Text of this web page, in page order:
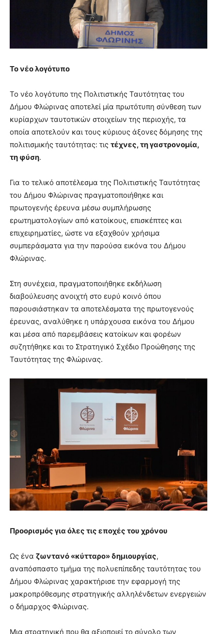
Το νέο λογότυπο
Το νέο λογότυπο της Πολιτιστικής Ταυτότητας του
Δήμου Φλώρινας αποτελεί μία πρωτότυπη σύνθεση των
κυρίαρχων ταυτοτικών στοιχείων της περιοχής, τα
οποία αποτελούν και τους κύριους άξονες δόμησης της
πολιτισμικής ταυτότητας: τις τέχνες, τη γαστρονομία,
τη φύση.
Για το τελικό αποτέλεσμα της Πολιτιστικής Ταυτότητας
του Δήμου Φλώρινας πραγματοποιήθηκε και
πρωτογενής έρευνα μέσω συμπλήρωσης
ερωτηματολογίων από κατοίκους, επισκέπτες και
επιχειρηματίες, ώστε να εξαχθούν χρήσιμα
συμπεράσματα για την παρούσα εικόνα του Δήμου
Φλώρινας.
Στη συνέχεια, πραγματοποιήθηκε εκδήλωση
διαβούλευσης ανοιχτή στο ευρύ κοινό όπου
παρουσιάστηκαν τα αποτελέσματα της πρωτογενούς
έρευνας, αναλύθηκε η υπάρχουσα εικόνα του Δήμου
και μέσα από παρεμβάσεις κατοίκων και φορέων
συζητήθηκε και το Στρατηγικό Σχέδιο Προώθησης της
Ταυτότητας της Φλώρινας.
Προορισμός για όλες τις εποχές του χρόνου
Ως ένα ζωντανό «κύτταρο» δημιουργίας,
αναπόσπαστο τμήμα της πολυεπίπεδης ταυτότητας του
Δήμου Φλώρινας χαρακτήρισε την εφαρμογή της
μακροπρόθεσμης στρατηγικής αλληλένδετων ενεργειών
ο δήμαρχος Φλώρινας.
Μια στρατηγική που θα αξιοποιεί το σύνολο των